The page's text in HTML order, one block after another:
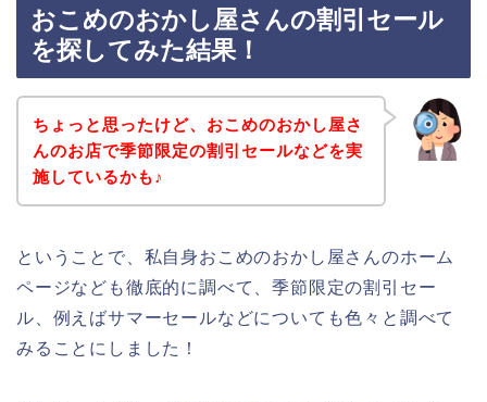
おこめのおかし屋さんの割引セール
を探してみた結果！
ちょっと思ったけど、おこめのおかし屋さ
んのお店で季節限定の割引セールなどを実
施しているかも♪
ということで、私自身おこめのおかし屋さんのホーム
ページなども徹底的に調べて、季節限定の割引セー
ル、例えばサマーセールなどについても色々と調べて
みることにしました！